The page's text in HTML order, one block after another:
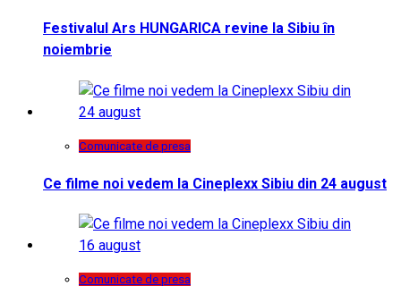
Festivalul Ars HUNGARICA revine la Sibiu în
noiembrie
Comunicate de presa
Ce filme noi vedem la Cineplexx Sibiu din 24 august
Comunicate de presa